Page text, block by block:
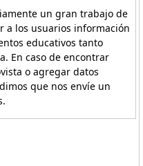
un gran trabajo de
a los usuarios información
educativos tanto
En caso de encontrar
o agregar datos
que nos envíe un